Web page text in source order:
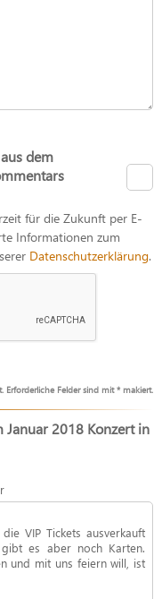
dem
für die Zukunft per E-
Informationen zum
Datenschutzerklärung.
Erforderliche Felder sind mit * makiert.
Januar 2018 Konzert in
VIP Tickets ausverkauft
es aber noch Karten.
und mit uns feiern will, ist